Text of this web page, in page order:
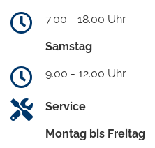
7.00 - 18.00 Uhr
Samstag
9.00 - 12.00 Uhr
Service
Montag bis Freitag